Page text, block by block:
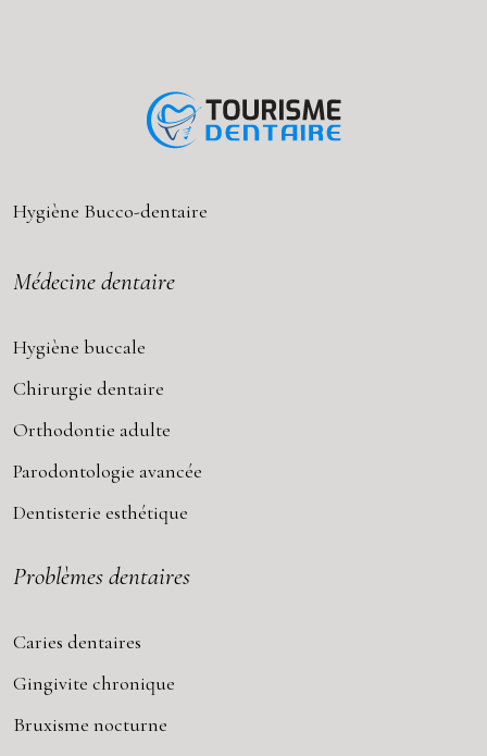
Hygiène Bucco-dentaire
Médecine dentaire
Hygiène buccale
Chirurgie dentaire
Orthodontie adulte
Parodontologie avancée
Dentisterie esthétique
Problèmes dentaires
Caries dentaires
Gingivite chronique
Bruxisme nocturne